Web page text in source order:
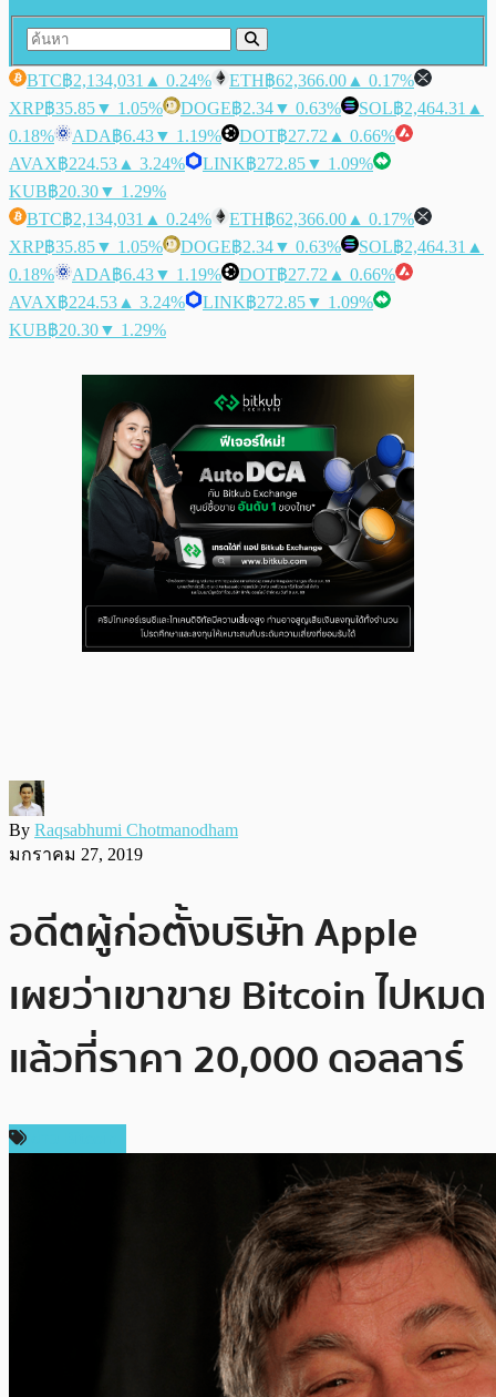
BTC฿2,134,031 ▲ 0.24% ETH฿62,366.00 ▲ 0.17%
XRP฿35.85▼ 1.05% DOGE฿2.34▼ 0.63% SOL฿2,464.31 ▲
0.18%
ADA฿6.43▼ 1.19% DOT฿27.72 ▲ 0.66%
AVAX฿224.53 ▲ 3.24% LINK฿272.85▼ 1.09%
KUB฿20.30▼ 1.29%
BTC฿2,134,031 ▲ 0.24% ETH฿62,366.00 ▲ 0.17%
XRP฿35.85▼ 1.05% DOGE฿2.34▼ 0.63% SOL฿2,464.31 ▲
0.18%
ADA฿6.43▼ 1.19% DOT฿27.72 ▲ 0.66%
AVAX฿224.53 ▲ 3.24% LINK฿272.85▼ 1.09%
KUB฿20.30▼ 1.29%
By Raqsabhumi Chotmanodham
มกราคม 27, 2019
อดีตผู้ก่อตั้งบริษัท Apple
เผยว่าเขาขาย Bitcoin ไปหมด
แล้วที่ราคา 20,000 ดอลลาร์